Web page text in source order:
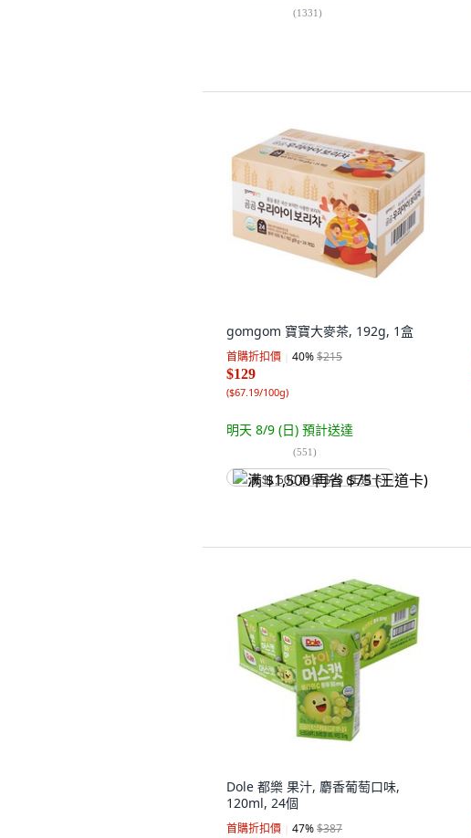
(1331)
gomgom 寶寶大麥茶, 192g, 1盒
首購折扣價 40%$215
$129
($67.19/100g)
明天 8/9 (日) 預計送達
(551)
满 $1,500 再省 $75 (王道卡)
Dole 都樂 果汁, 麝香葡萄口味,
120ml, 24個
首購折扣價 47%$387